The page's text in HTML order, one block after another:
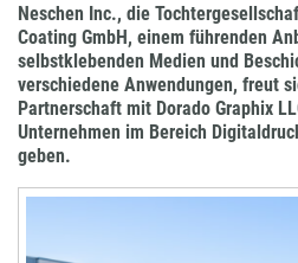
INDUSTRIAL APPLICATIONS
LEISTUNGSSPEKTRUM
LOHNBESCHICHTUNGEN
FORMATBESCHICHTUNGEN
KOMPETENZ UND QUALITÄT
QUALITÄTSSICHERUNG
NESCHEN WELTWEIT
Neschen Inc., die
Coating GmbH, einem führenden
selbstklebenden Medien und
verschiedene Anwendungen, freut
Partnerschaft mit Dorado Graphix
Unternehmen im Bereich
geben.